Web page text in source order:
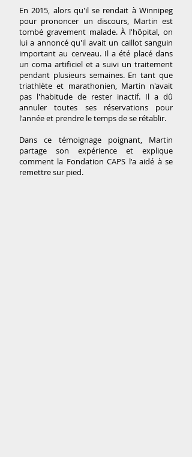
En 2015, alors qu'il se rendait à Winnipeg
pour prononcer un discours, Martin est
tombé gravement malade. À l'hôpital, on
lui a annoncé qu'il avait un caillot sanguin
important au cerveau. Il a été placé dans
un coma artificiel et a suivi un traitement
pendant plusieurs semaines. En tant que
triathlète et marathonien, Martin n'avait
pas l'habitude de rester inactif. Il a dû
annuler toutes ses réservations pour
l'année et prendre le temps de se rétablir.
Dans ce témoignage poignant, Martin
partage son expérience et explique
comment la Fondation CAPS l'a aidé à se
remettre sur pied.